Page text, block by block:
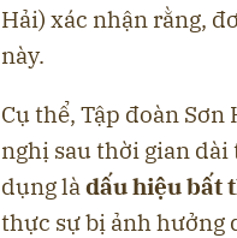
Hải) xác nhận rằng,
này.
Cụ thể, Tập đoàn
nghị sau thời gian dài
dụng làdấu hiệu bất
thực sự bị ảnh hưởng